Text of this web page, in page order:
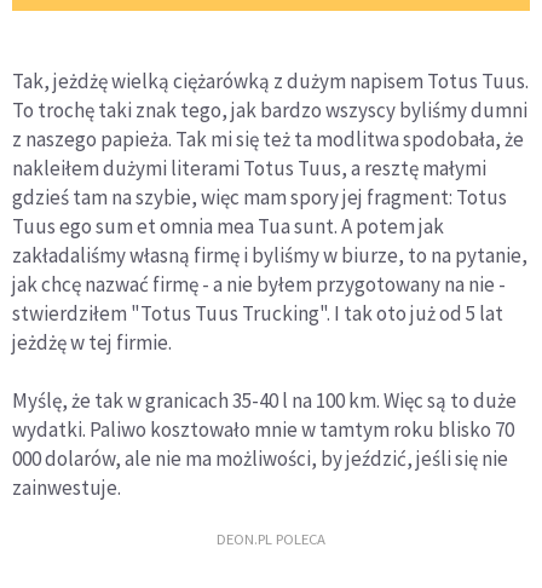
Tak, jeżdżę wielką ciężarówką z dużym napisem Totus Tuus.
To trochę taki znak tego, jak bardzo wszyscy byliśmy dumni
z naszego papieża. Tak mi się też ta modlitwa spodobała, że
nakleiłem dużymi literami Totus Tuus, a resztę małymi
gdzieś tam na szybie, więc mam spory jej fragment: Totus
Tuus ego sum et omnia mea Tua sunt. A potem jak
zakładaliśmy własną firmę i byliśmy w biurze, to na pytanie,
jak chcę nazwać firmę - a nie byłem przygotowany na nie -
stwierdziłem "Totus Tuus Trucking". I tak oto już od 5 lat
jeżdżę w tej firmie.
Myślę, że tak w granicach 35-40 l na 100 km. Więc są to duże
wydatki. Paliwo kosztowało mnie w tamtym roku blisko 70
000 dolarów, ale nie ma możliwości, by jeździć, jeśli się nie
zainwestuje.
DEON.PL POLECA